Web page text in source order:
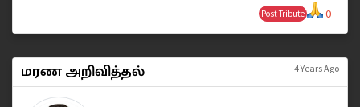
0
Post Tribute
மரண அறிவித்தல் 4 Years Ago